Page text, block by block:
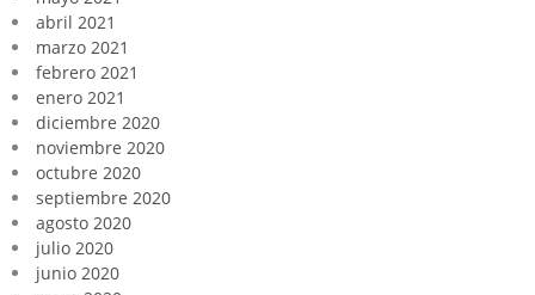
abril 2021
marzo 2021
febrero 2021
enero 2021
diciembre 2020
noviembre 2020
octubre 2020
septiembre 2020
agosto 2020
julio 2020
junio 2020